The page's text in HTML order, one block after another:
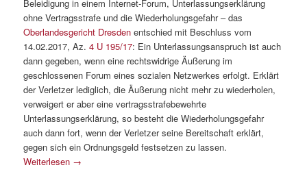
Beleidigung in einem Internet-Forum, Unterlassungserklärung
ohne Vertragsstrafe und die Wiederholungsgefahr – das
Oberlandesgericht Dresden entschied mit Beschluss vom
14.02.2017, Az.4 U 195/17: Ein Unterlassungsanspruch ist auch
dann gegeben, wenn eine rechtswidrige Äußerung im
geschlossenen Forum eines sozialen Netzwerkes erfolgt. Erklärt
der Verletzer lediglich, die Äußerung nicht mehr zu wiederholen,
verweigert er aber eine vertragsstrafebewehrte
Unterlassungserklärung, so besteht die Wiederholungsgefahr
auch dann fort, wenn der Verletzer seine Bereitschaft erklärt,
gegen sich ein Ordnungsgeld festsetzen zu lassen.
Weiterlesen →